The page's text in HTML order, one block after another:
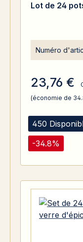
450
-34.8%
Lot de 24
Numéro
23,76 €
(économie de